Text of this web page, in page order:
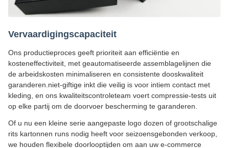
Vervaardigingscapaciteit
Ons productieproces geeft prioriteit aan efficiëntie en
kosteneffectiviteit, met geautomatiseerde assemblagelijnen die
de arbeidskosten minimaliseren en consistente dooskwaliteit
garanderen.niet-giftige inkt die veilig is voor intiem contact met
kleding, en ons kwaliteitscontroleteam voert compressie-tests uit
op elke partij om de doorvoer bescherming te garanderen.
Of u nu een kleine serie aangepaste logo dozen of grootschalige
rits kartonnen runs nodig heeft voor seizoensgebonden verkoop,
we houden flexibele doorlooptijden om aan uw e-commerce